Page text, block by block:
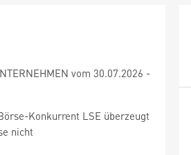
vom 30.07.2026 -
Konkurrent LSE überzeugt
nicht